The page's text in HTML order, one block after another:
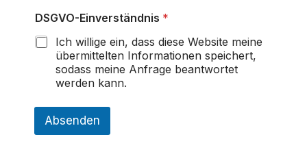
DSGVO-Einverständnis *
Ich willige ein, dass diese Website meine
übermittelten Informationen speichert,
sodass meine Anfrage beantwortet
werden kann.
Absenden